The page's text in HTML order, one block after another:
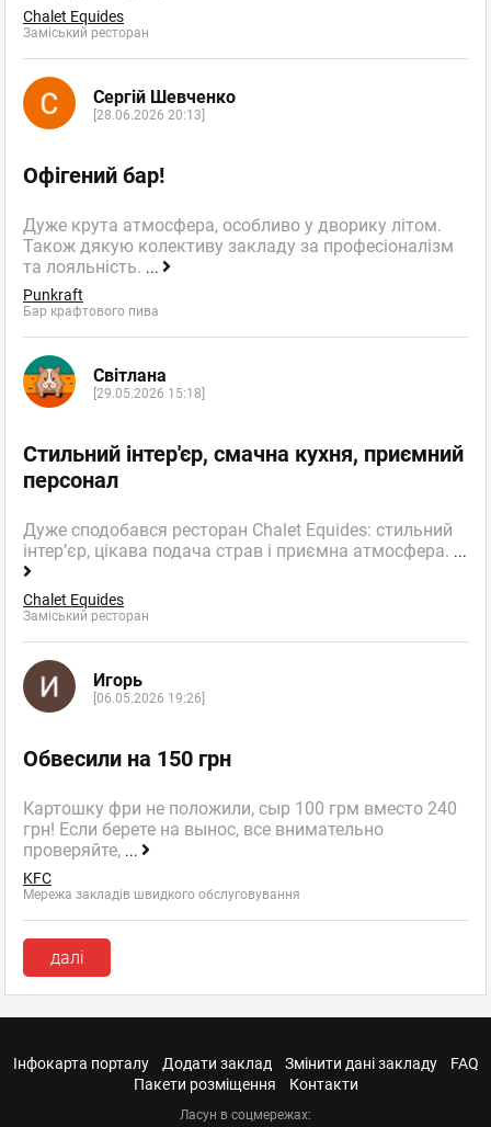
Chalet Equides
Заміський ресторан
Сергій Шевченко
[28.06.2026 20:13]
Офігений бар!
Дуже крута атмосфера, особливо у дворику літом.
Також дякую колективу закладу за професіоналізм
та лояльність. ...
Punkraft
Бар крафтового пива
Світлана
[29.05.2026 15:18]
Стильний інтер'єр, смачна кухня, приємний
персонал
Дуже сподобався ресторан Chalet Equides: стильний
інтер’єр, цікава подача страв і приємна атмосфера. ...
Chalet Equides
Заміський ресторан
Игорь
[06.05.2026 19:26]
Обвесили на 150 грн
Картошку фри не положили, сыр 100 грм вместо 240
грн! Если берете на вынос, все внимательно
проверяйте, ...
KFC
Мережа закладів швидкого обслуговування
далі
Інфокарта порталу Додати заклад Змінити дані закладу
FAQ
Пакети розміщення
Контакти
Ласун в соцмережах: